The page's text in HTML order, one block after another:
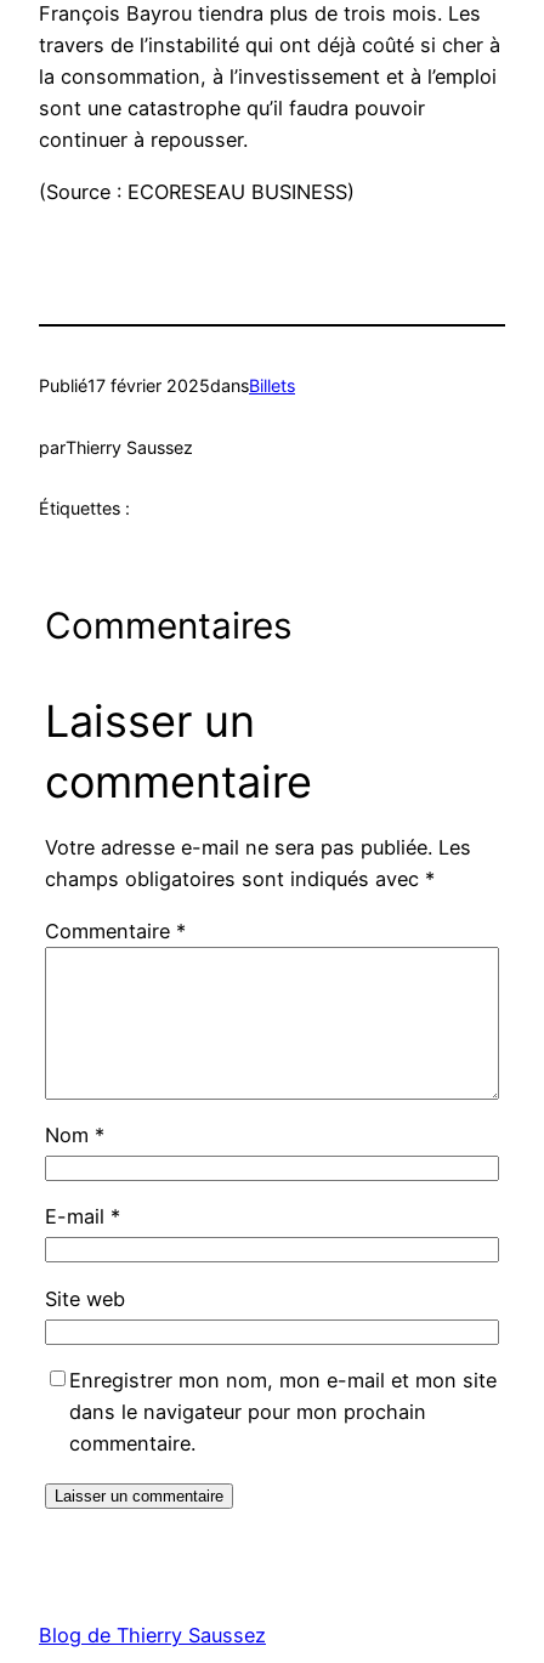
François Bayrou tiendra plus de trois mois. Les
travers de l’instabilité qui ont déjà coûté si cher à
la consommation, à l’investissement et à l’emploi
sont une catastrophe qu’il faudra pouvoir
continuer à repousser.
(Source : ECORESEAU BUSINESS)
Publié17 février 2025dansBillets
parThierry Saussez
Étiquettes :
Commentaires
Laisser un
commentaire
Votre adresse e-mail ne sera pas publiée. Les
champs obligatoires sont indiqués avec *
Commentaire *
Nom *
E-mail *
Site web
Enregistrer mon nom, mon e-mail et mon site
dans le navigateur pour mon prochain
commentaire.
Blog de Thierry Saussez